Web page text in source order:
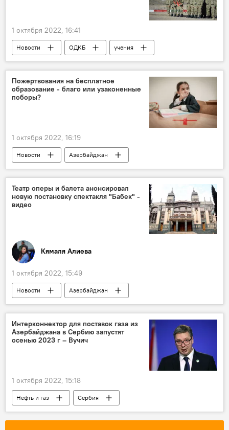
1 октября 2022, 16:41
Новости ОДКБ
учения
Казахстан
Центральная Азия
Пожертвования на бесплатное
образование - благо или узаконенные
поборы?
1 октября 2022, 16:19
Новости
Азербайджан
Министерство науки и образования АР
Пилотный проект
школы
Театр оперы и балета анонсировал
новую постановку спектакля "Бабек" -
видео
Кямаля Алиева
1 октября 2022, 15:49
Новости
Азербайджан
Азербайджанский государственный академический театр оперы и балета
Интерконнектор для поставок газа из
Азербайджана в Сербию запустят
осенью 2023 г – Вучич
1 октября 2022, 15:18
Нефть и газ
Сербия
Александр Вучич
Газ